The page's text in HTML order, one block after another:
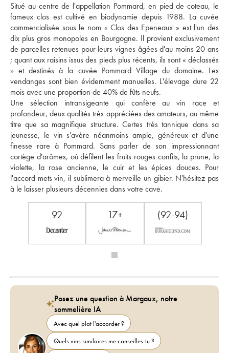
Situé au centre de l'appellation Pommard, en pied de coteau, le
fameux clos est cultivé en biodynamie depuis 1988. La cuvée
commercialisée sous le nom « Clos des Epeneaux » est l'un des
dix plus gros monopoles en Bourgogne. Il provient exclusivement
de parcelles retenues pour leurs vignes âgées d'au moins 20 ans
; quant aux raisins issus des pieds plus récents, ils sont « déclassés
» et destinés à la cuvée Pommard Village du domaine. Les
vendanges sont bien évidemment manuelles. L'élevage dure 22
mois avec une proportion de 40% de fûts neufs.
Une sélection intransigeante qui confère au vin race et
profondeur, deux qualités très appréciées des amateurs, au même
titre que sa magnifique structure. Certes très tannique dans sa
jeunesse, le vin s'avère néanmoins ample, généreux et d'une
finesse rare à Pommard. Sans parler de son impressionnant
cortège d'arômes, où défilent les fruits rouges confits, la prune, la
violette, la rose ancienne, le cuir et les épices douces. Pour
l'accord mets vin, il sublimera à merveille un gibier. N'hésitez pas
à le laisser plusieurs décennies dans votre cave.
92 17+ (92-94)
Posez une question à Margaux, notre
sommelière IA
Avec quel plat l'accorder ?
Quels vins similaires me conseilles-tu ?